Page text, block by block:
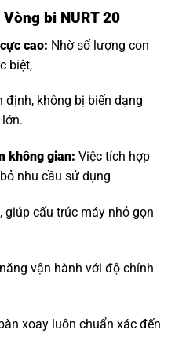
bi NURT 20
cao: Nhờ số lượng con
biệt,
định, không bị biến dạng
không gian: Việc tích hợp
nhu cầu sử dụng
cấu trúc máy nhỏ gọn
vận hành với độ chính
xoay luôn chuẩn xác đến